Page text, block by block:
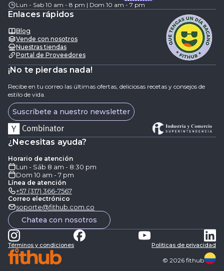
Lun - Sab 10 am - 8 pm | Dom 10 am - 7 pm
Enlaces rápidos
Blog
Vende con nosotros
Nuestras tiendas
Portal de Proveedores
¡No te pierdas nada!
Recibe en tu correo las últimas ofertas, deliciosas recetas y consejos de
estilo de vida.
Suscríbete a nuestro newsletter
¿Necesitas ayuda?
Horario de atención
Lun - Sáb 8 am - 8:30 pm
Dom 10 am - 7 pm
Línea de atención
+57 (317) 366-7567
Correo electrónico
soporte@fithub.com.co
Chatea con nosotros
Términos y condiciones Politicas de privacidad
© 2026 fithub